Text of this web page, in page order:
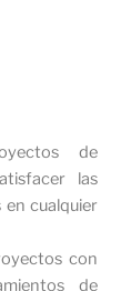
de
las
cualquier
con
de